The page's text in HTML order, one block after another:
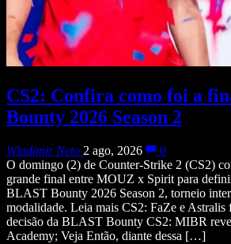
CS2: Confira como foi a
Bounty 2026 Season 2
Wladimir Neto 2 ago, 2026
0
O domingo (2) de Counter-Strike 2 (CS2)
grande final entre MOUZ x Spirit para
BLAST Bounty 2026 Season 2, torneio
modalidade. Leia mais CS2: FaZe e Astralis
decisão da BLAST Bounty CS2: MIBR
Academy; Veja Então, diante dessa […]